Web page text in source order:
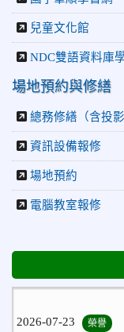
兒童文化館
NDC雙語資料庫
場地預約與修繕
總務修繕（含投影
資訊設備報修
場地預約
電腦教室報修
益盃PTWA全國自